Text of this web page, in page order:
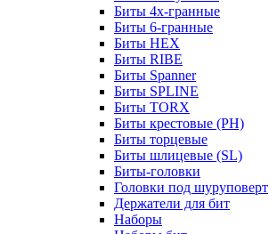
Биты 4х-гранные
Биты 6-гранные
Биты HEX
Биты RIBE
Биты Spanner
Биты SPLINE
Биты TORX
Биты крестовые (PH)
Биты торцевые
Биты шлицевые (SL)
Биты-головки
Головки под шуруповерт
Держатели для бит
Наборы